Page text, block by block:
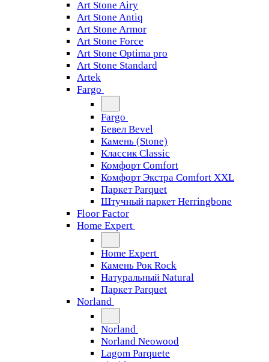
Art Stone Airy
Art Stone Antiq
Art Stone Armor
Art Stone Force
Art Stone Optima pro
Art Stone Standard
Artek
Fargo
Fargo
Бевел Bevel
Камень (Stone)
Классик Classic
Комфорт Comfort
Комфорт Экстра Comfort XXL
Паркет Parquet
Штучный паркет Herringbone
Floor Factor
Home Expert
Home Expert
Камень Рок Rock
Натуральный Natural
Паркет Parquet
Norland
Norland
Norland Neowood
Lagom Parquete